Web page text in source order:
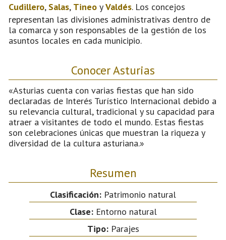
Cudillero, Salas, Tineo yValdés. Los concejos
representan las divisiones administrativas dentro de
la comarca y son responsables de la gestión de los
asuntos locales en cada municipio.
Conocer Asturias
«Asturias cuenta con varias fiestas que han sido
declaradas de Interés Turístico Internacional debido a
su relevancia cultural, tradicional y su capacidad para
atraer a visitantes de todo el mundo. Estas fiestas
son celebraciones únicas que muestran la riqueza y
diversidad de la cultura asturiana.»
Resumen
Clasificación: Patrimonio natural
Clase:Entorno natural
Tipo:Parajes